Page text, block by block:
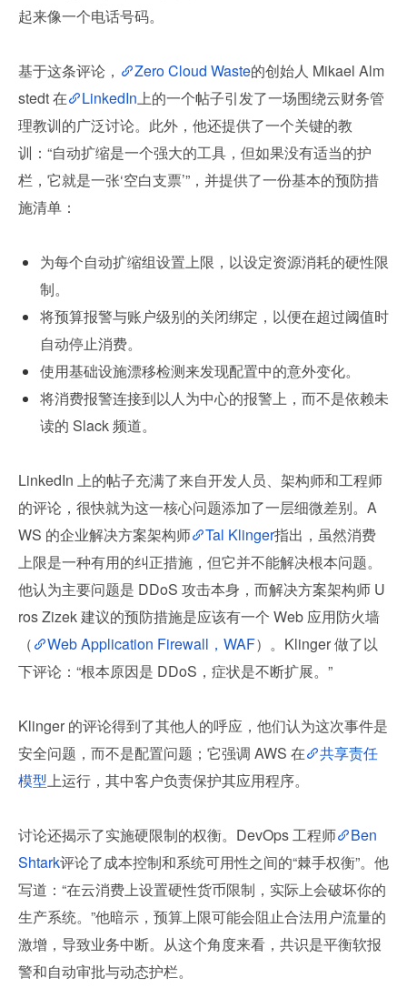
起来像一个电话号码。
基于这条评论， Zero Cloud Waste的创始人 Mikael Alm
stedt 在
LinkedIn上的一个帖子引发了一场围绕云财务管
理教训的广泛讨论。此外，他还提供了一个关键的教
训：“自动扩缩是一个强大的工具，但如果没有适当的护
栏，它就是一张‘空白支票’”，并提供了一份基本的预防措
施清单：
为每个自动扩缩组设置上限，以设定资源消耗的硬性限
制。
将预算报警与账户级别的关闭绑定，以便在超过阈值时
自动停止消费。
使用基础设施漂移检测来发现配置中的意外变化。
将消费报警连接到以人为中心的报警上，而不是依赖未
读的 Slack 频道。
LinkedIn 上的帖子充满了来自开发人员、架构师和工程师
的评论，很快就为这一核心问题添加了一层细微差别。A
WS 的企业解决方案架构师
Tal Klinger指出，虽然消费
上限是一种有用的纠正措施，但它并不能解决根本问题。
他认为主要问题是 DDoS 攻击本身，而解决方案架构师 U
ros Zizek 建议的预防措施是应该有一个 Web 应用防火墙
（
Web Application Firewall，WAF）。Klinger 做了以
下评论：“根本原因是 DDoS，症状是不断扩展。”
Klinger 的评论得到了其他人的呼应，他们认为这次事件是
安全问题，而不是配置问题；它强调 AWS 在
共享责任
模型上运行，其中客户负责保护其应用程序。
讨论还揭示了实施硬限制的权衡。DevOps 工程师
Ben
Shtark评论了成本控制和系统可用性之间的“棘手权衡”。他
写道：“在云消费上设置硬性货币限制，实际上会破坏你的
生产系统。”他暗示，预算上限可能会阻止合法用户流量的
激增，导致业务中断。从这个角度来看，共识是平衡软报
警和自动审批与动态护栏。